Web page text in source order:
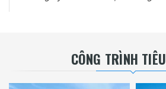
CÔNG TRÌNH